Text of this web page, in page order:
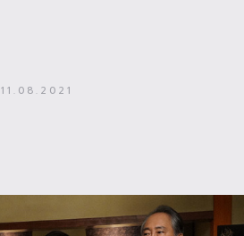
11.08.2021